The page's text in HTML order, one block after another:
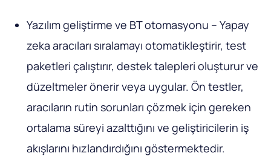
Yazılım geliştirme ve BT otomasyonu – Yapay
zeka aracıları sıralamayı otomatikleştirir, test
paketleri çalıştırır, destek talepleri oluşturur ve
düzeltmeler önerir veya uygular. Ön testler,
aracıların rutin sorunları çözmek için gereken
ortalama süreyi azalttığını ve geliştiricilerin iş
akışlarını hızlandırdığını göstermektedir.